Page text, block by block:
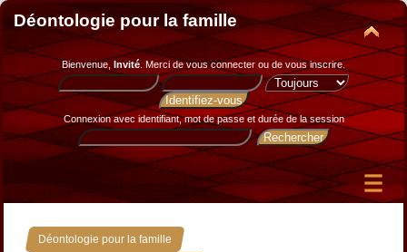
Déontologie pour la famille
Bienvenue, Invité. Merci devous connecter ou de vous inscrire.
Connexion avec identifiant, mot de passe et durée de la session
Déontologie pour la famille »